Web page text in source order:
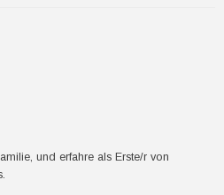
und erfahre als Erste/r von